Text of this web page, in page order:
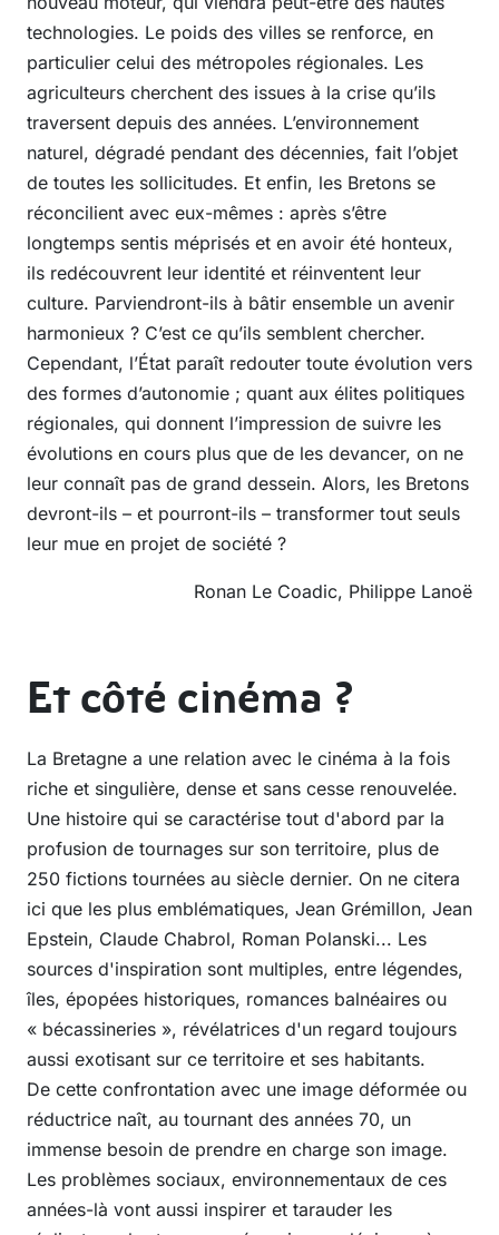
technologies. Le poids des villes se renforce, en
particulier celui des métropoles régionales. Les
agriculteurs cherchent des issues à la crise qu’ils
traversent depuis des années. L’environnement
naturel, dégradé pendant des décennies, fait l’objet
de toutes les sollicitudes. Et enfin, les Bretons se
réconcilient avec eux-mêmes : après s’être
longtemps sentis méprisés et en avoir été honteux,
ils redécouvrent leur identité et réinventent leur
culture. Parviendront-ils à bâtir ensemble un avenir
harmonieux ? C’est ce qu’ils semblent chercher.
Cependant, l’État paraît redouter toute évolution vers
des formes d’autonomie ; quant aux élites politiques
régionales, qui donnent l’impression de suivre les
évolutions en cours plus que de les devancer, on ne
leur connaît pas de grand dessein. Alors, les Bretons
devront-ils – et pourront-ils – transformer tout seuls
leur mue en projet de société ?
Ronan Le Coadic, Philippe Lanoë
Et côté cinéma ?
La Bretagne a une relation avec le cinéma à la fois
riche et singulière, dense et sans cesse renouvelée.
Une histoire qui se caractérise tout d'abord par la
profusion de tournages sur son territoire, plus de
250 fictions tournées au siècle dernier. On ne citera
ici que les plus emblématiques, Jean Grémillon, Jean
Epstein, Claude Chabrol, Roman Polanski... Les
sources d'inspiration sont multiples, entre légendes,
îles, épopées historiques, romances balnéaires ou
« bécassineries », révélatrices d'un regard toujours
aussi exotisant sur ce territoire et ses habitants.
De cette confrontation avec une image déformée ou
réductrice naît, au tournant des années 70, un
immense besoin de prendre en charge son image.
Les problèmes sociaux, environnementaux de ces
années-là vont aussi inspirer et tarauder les